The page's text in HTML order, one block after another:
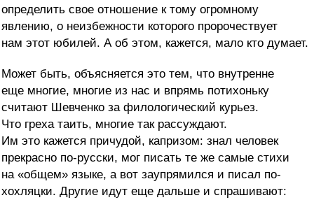
определить свое отношение к тому огромному
явлению, о неизбежности которого пророчествует
нам этот юбилей. А об этом, кажется, мало кто думает.
Может быть, объясняется это тем, что внутренне
еще многие, многие из нас и впрямь потихоньку
считают Шевченко за филологический курьез.
Что греха таить, многие так рассуждают.
Им это кажется причудой, капризом: знал человек
прекрасно по-русски, мог писать те же самые стихи
на «общем» языке, а вот заупрямился и писал по-
хохляцки. Другие идут еще дальше и спрашивают: